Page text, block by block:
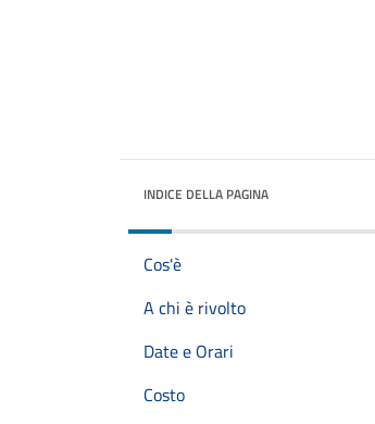
INDICE DELLA PAGINA
Cos'è
A chi è rivolto
Date e Orari
Costo